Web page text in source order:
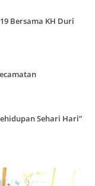
Bersama KH Duri
Sehari Hari”